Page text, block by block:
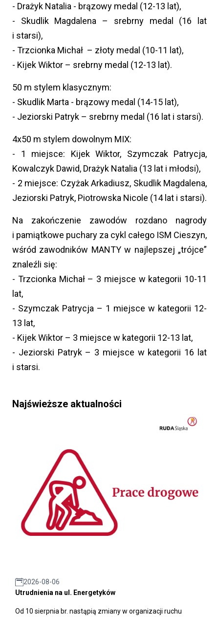
- Drażyk Natalia - brązowy medal (12-13 lat),
- Skudlik Magdalena – srebrny medal (16 lat
i starsi),
- Trzcionka Michał – złoty medal (10-11 lat),
- Kijek Wiktor – srebrny medal (12-13 lat).
50 m stylem klasycznym:
- Skudlik Marta - brązowy medal (14-15 lat),
- Jeziorski Patryk – srebrny medal (16 lat i starsi).
4x50 m stylem dowolnym MIX:
- 1 miejsce: Kijek Wiktor, Szymczak Patrycja,
Kowalczyk Dawid, Drażyk Natalia (13 lat i młodsi),
- 2 miejsce: Czyżak Arkadiusz, Skudlik Magdalena,
Jeziorski Patryk, Piotrowska Nicole (14 lat i starsi).
Na zakończenie zawodów rozdano nagrody
i pamiątkowe puchary za cykl całego ISM Cieszyn,
wśród zawodników MANTY w najlepszej „trójce”
znaleźli się:
- Trzcionka Michał – 3 miejsce w kategorii 10-11
lat,
- Szymczak Patrycja – 1 miejsce w kategorii 12-
13 lat,
- Kijek Wiktor – 3 miejsce w kategorii 12-13 lat,
- Jeziorski Patryk – 3 miejsce w kategorii 16 lat
i starsi.
Najświeższe aktualności
2026-08-06
Utrudnienia na ul. Energetyków
Od 10 sierpnia br. nastąpią zmiany w organizacji ruchu